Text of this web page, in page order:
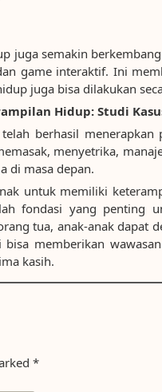
juga semakin
game interaktif. Ini
juga bisa dilakukan
Hidup: Studi
berhasil
menyetrika,
di masa depan.
untuk memiliki
fondasi yang penting
tua, anak-anak dapat
memberikan
kasih.
*